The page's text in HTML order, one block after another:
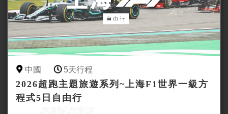
中國 5天行程
2026超跑主題旅遊系列~上海F1世界一級方
程式5日自由行